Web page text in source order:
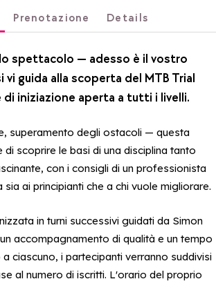
Prenotazione Details
spettacolo — adesso è il vostro
vi guida alla scoperta del MTB Trial
di iniziazione aperta a tutti i livelli.
superamento degli ostacoli — questa
di scoprire le basi di una disciplina tanto
con i consigli di un professionista
ai principianti che a chi vuole migliorare.
in turni successivi guidati da Simon
accompagnamento di qualità e un tempo
ciascuno, i partecipanti verranno suddivisi
al numero di iscritti. L'orario del proprio